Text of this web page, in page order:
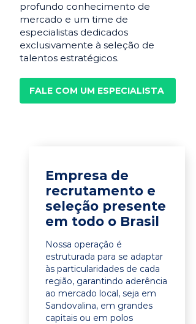
profundo conhecimento de
mercado e um time de
especialistas dedicados
exclusivamente à seleção de
talentos estratégicos.
FALE COM UM ESPECIALISTA
Empresa de
recrutamento e
seleção presente
em todo o Brasil
Nossa operação é
estruturada para se adaptar
às particularidades de cada
região, garantindo aderência
ao mercado local, seja em
Sandovalina, em grandes
capitais ou em polos